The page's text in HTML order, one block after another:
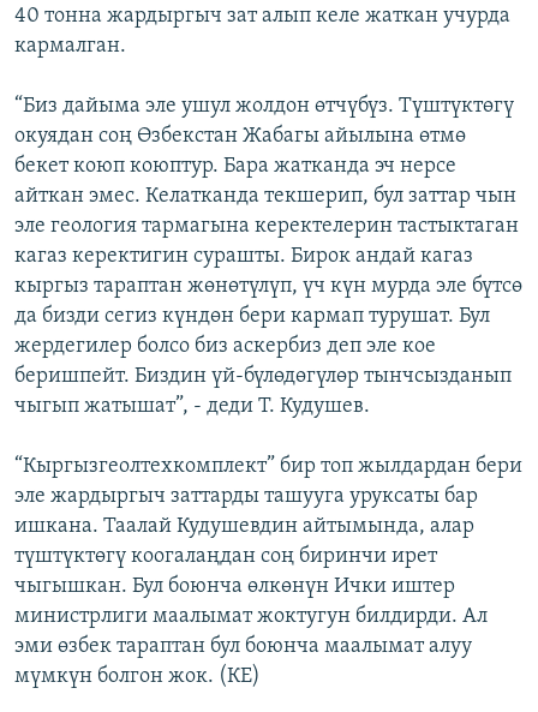
40 тонна жардыргыч зат алып келе жаткан учурда
кармалган.
“Биз дайыма эле ушул жолдон өтчүбүз. Түштүктөгү
окуядан соң Өзбекстан Жабагы айылына өтмө
бекет коюп коюптур. Бара жатканда эч нерсе
айткан эмес. Келатканда текшерип, бул заттар чын
эле геология тармагына керектелерин тастыктаган
кагаз керектигин сурашты. Бирок андай кагаз
кыргыз тараптан жөнөтүлүп, үч күн мурда эле бүтсө
да бизди сегиз күндөн бери кармап турушат. Бул
жердегилер болсо биз аскербиз деп эле кое
беришпейт. Биздин үй-бүлөдөгүлөр тынчсызданып
чыгып жатышат”, - деди Т. Кудушев.
“Кыргызгеолтехкомплект” бир топ жылдардан бери
эле жардыргыч заттарды ташууга уруксаты бар
ишкана. Таалай Кудушевдин айтымында, алар
түштүктөгү коогалаңдан соң биринчи ирет
чыгышкан. Бул боюнча өлкөнүн Ички иштер
министрлиги маалымат жоктугун билдирди. Ал
эми өзбек тараптан бул боюнча маалымат алуу
мүмкүн болгон жок. (КЕ)